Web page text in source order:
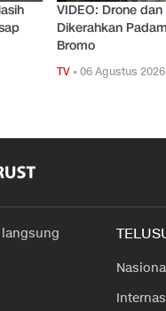
VIDEO: Drone
Dikerahkan
Bromo
TV •06 Agustus 2026